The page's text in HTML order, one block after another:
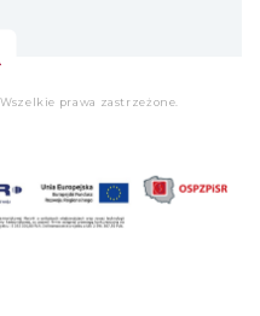
prawa zastrzeżone.